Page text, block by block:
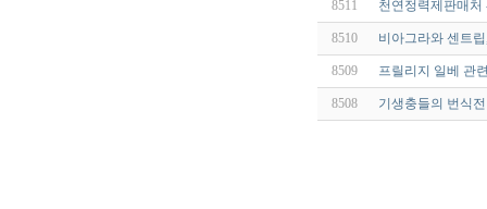
8511 천연정력제판매
8510 비아그라와 센트
8509 프릴리지 일베 관
8508 기생충들의 번식